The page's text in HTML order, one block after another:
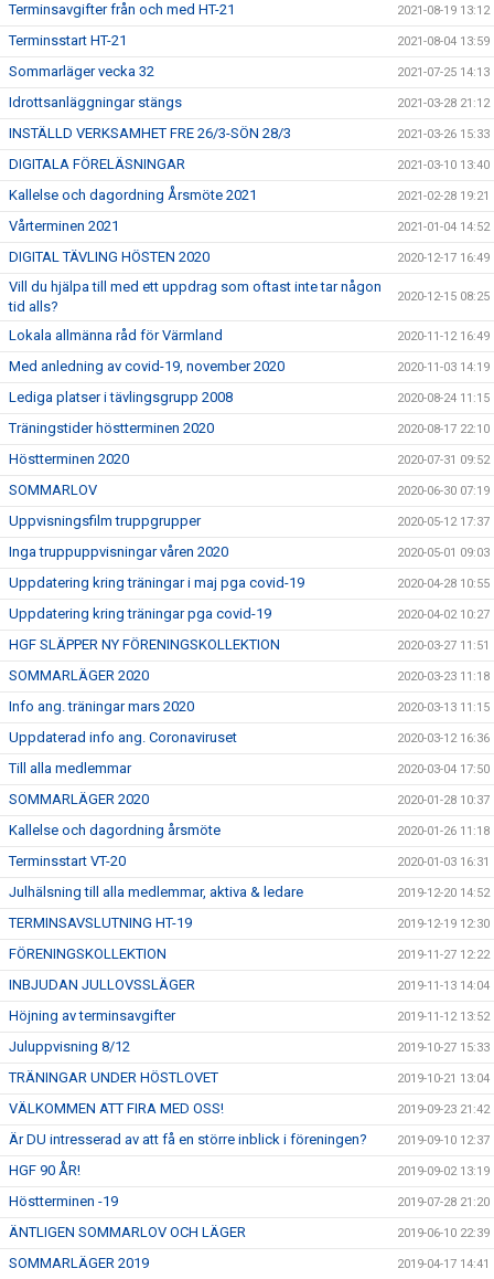
Terminsavgifter från och med HT-21 2021-08-19 13:12
Terminsstart HT-21 2021-08-04 13:59
Sommarläger vecka 32 2021-07-25 14:13
Idrottsanläggningar stängs 2021-03-28 21:12
INSTÄLLD VERKSAMHET FRE 26/3-SÖN 28/3 2021-03-26 15:33
DIGITALA FÖRELÄSNINGAR 2021-03-10 13:40
Kallelse och dagordning Årsmöte 2021 2021-02-28 19:21
Vårterminen 2021 2021-01-04 14:52
DIGITAL TÄVLING HÖSTEN 2020 2020-12-17 16:49
Vill du hjälpa till med ett uppdrag som oftast inte tar någon
tid alls?
2020-12-15 08:25
Lokala allmänna råd för Värmland 2020-11-12 16:49
Med anledning av covid-19, november 2020 2020-11-03 14:19
Lediga platser i tävlingsgrupp 2008 2020-08-24 11:15
Träningstider höstterminen 2020 2020-08-17 22:10
Höstterminen 2020 2020-07-31 09:52
SOMMARLOV 2020-06-30 07:19
Uppvisningsfilm truppgrupper 2020-05-12 17:37
Inga truppuppvisningar våren 2020 2020-05-01 09:03
Uppdatering kring träningar i maj pga covid-19 2020-04-28 10:55
Uppdatering kring träningar pga covid-19 2020-04-02 10:27
HGF SLÄPPER NY FÖRENINGSKOLLEKTION 2020-03-27 11:51
SOMMARLÄGER 2020 2020-03-23 11:18
Info ang. träningar mars 2020 2020-03-13 11:15
Uppdaterad info ang. Coronaviruset 2020-03-12 16:36
Till alla medlemmar 2020-03-04 17:50
SOMMARLÄGER 2020 2020-01-28 10:37
Kallelse och dagordning årsmöte 2020-01-26 11:18
Terminsstart VT-20 2020-01-03 16:31
Julhälsning till alla medlemmar, aktiva & ledare 2019-12-20 14:52
TERMINSAVSLUTNING HT-19 2019-12-19 12:30
FÖRENINGSKOLLEKTION 2019-11-27 12:22
INBJUDAN JULLOVSSLÄGER 2019-11-13 14:04
Höjning av terminsavgifter 2019-11-12 13:52
Juluppvisning 8/12 2019-10-27 15:33
TRÄNINGAR UNDER HÖSTLOVET 2019-10-21 13:04
VÄLKOMMEN ATT FIRA MED OSS! 2019-09-23 21:42
Är DU intresserad av att få en större inblick i föreningen? 2019-09-10 12:37
HGF 90 ÅR! 2019-09-02 13:19
Höstterminen -19 2019-07-28 21:20
ÄNTLIGEN SOMMARLOV OCH LÄGER 2019-06-10 22:39
SOMMARLÄGER 2019 2019-04-17 14:41